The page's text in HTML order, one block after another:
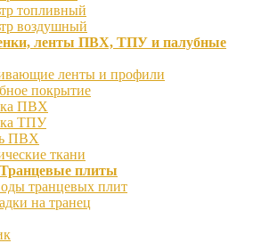
топливный
воздушный
ленты ПВХ, ТПУ и палубные
ленты и профили
покрытие
ПВХ
ТПУ
ПВХ
ткани
плиты
транцевых плит
на транец